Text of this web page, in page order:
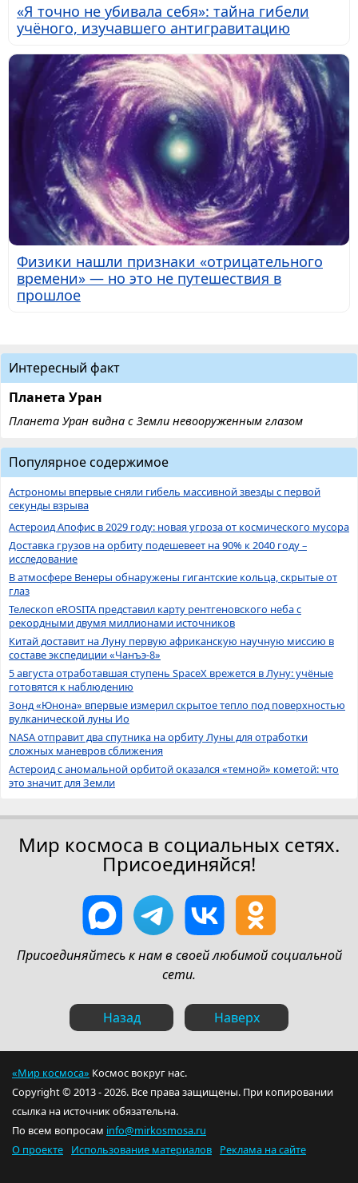
«Я точно не убивала себя»: тайна гибели
учёного, изучавшего антигравитацию
Физики нашли признаки «отрицательного
времени» — но это не путешествия в
прошлое
Интересный факт
Планета Уран
Планета Уран видна с Земли невооруженным глазом
Популярное содержимое
Астрономы впервые сняли гибель массивной звезды с первой
секунды взрыва
Астероид Апофис в 2029 году: новая угроза от космического мусора
Доставка грузов на орбиту подешевеет на 90% к 2040 году –
исследование
В атмосфере Венеры обнаружены гигантские кольца, скрытые от
глаз
Телескоп eROSITA представил карту рентгеновского неба с
рекордными двумя миллионами источников
Китай доставит на Луну первую африканскую научную миссию в
составе экспедиции «Чанъэ-8»
5 августа отработавшая ступень SpaceX врежется в Луну: учёные
готовятся к наблюдению
Зонд «Юнона» впервые измерил скрытое тепло под поверхностью
вулканической луны Ио
NASA отправит два спутника на орбиту Луны для отработки
сложных маневров сближения
Астероид с аномальной орбитой оказался «темной» кометой: что
это значит для Земли
Мир космоса в социальных сетях.
Присоединяйся!
Присоединяйтесь к нам в своей любимой социальной
сети.
Назад Наверх
«Мир космоса» Космос вокруг нас.
Copyright © 2013 - 2026. Все права защищены. При копировании
ссылка на источник обязательна.
По всем вопросам info@mirkosmosa.ru
О проекте
Использование материалов Реклама на сайте